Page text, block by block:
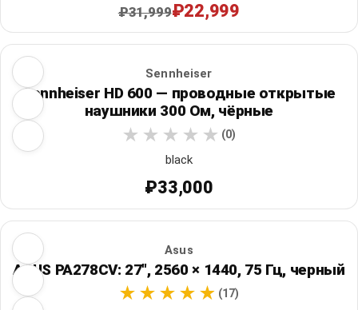
₽31,999₽22,999
Sennheiser
Sennheiser HD 600 — проводные открытые
наушники 300 Ом, чёрные
(0)
black
₽33,000
Asus
ASUS PA278CV: 27", 2560 × 1440, 75 Гц, черный
(17)